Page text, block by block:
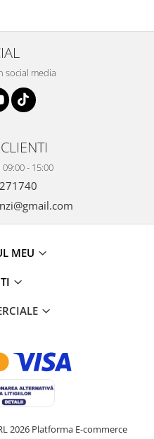
social media
- 15:00
MEU
2026 Platforma E-commerce